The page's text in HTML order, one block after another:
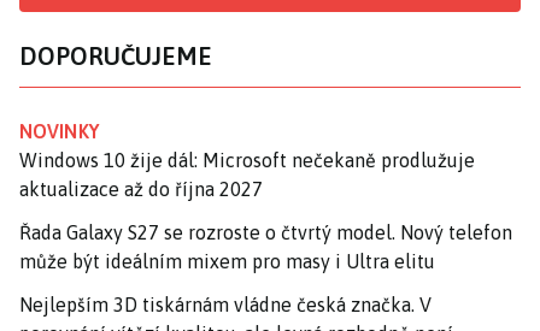
DOPORUČUJEME
NOVINKY
Windows 10 žije dál: Microsoft nečekaně prodlužuje
aktualizace až do října 2027
Řada Galaxy S27 se rozroste o čtvrtý model. Nový telefon
může být ideálním mixem pro masy i Ultra elitu
Nejlepším 3D tiskárnám vládne česká značka. V